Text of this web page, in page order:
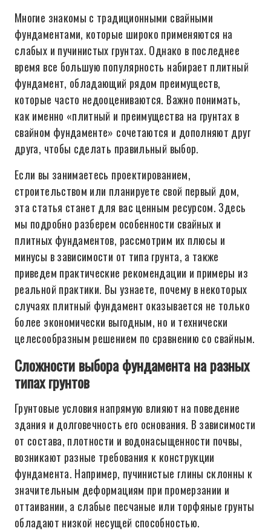
Многие знакомы с традиционными свайными
фундаментами, которые широко применяются на
слабых и пучинистых грунтах. Однако в последнее
время все большую популярность набирает плитный
фундамент, обладающий рядом преимуществ,
которые часто недооцениваются. Важно понимать,
как именно «плитный и преимущества на грунтах в
свайном фундаменте» сочетаются и дополняют друг
друга, чтобы сделать правильный выбор.
Если вы занимаетесь проектированием,
строительством или планируете свой первый дом,
эта статья станет для вас ценным ресурсом. Здесь
мы подробно разберем особенности свайных и
плитных фундаментов, рассмотрим их плюсы и
минусы в зависимости от типа грунта, а также
приведем практические рекомендации и примеры из
реальной практики. Вы узнаете, почему в некоторых
случаях плитный фундамент оказывается не только
более экономически выгодным, но и технически
целесообразным решением по сравнению со свайным.
Сложности выбора фундамента на разных
типах грунтов
Грунтовые условия напрямую влияют на поведение
здания и долговечность его основания. В зависимости
от состава, плотности и водонасыщенности почвы,
возникают разные требования к конструкции
фундамента. Например, пучинистые глины склонны к
значительным деформациям при промерзании и
оттаивании, а слабые песчаные или торфяные грунты
обладают низкой несущей способностью.